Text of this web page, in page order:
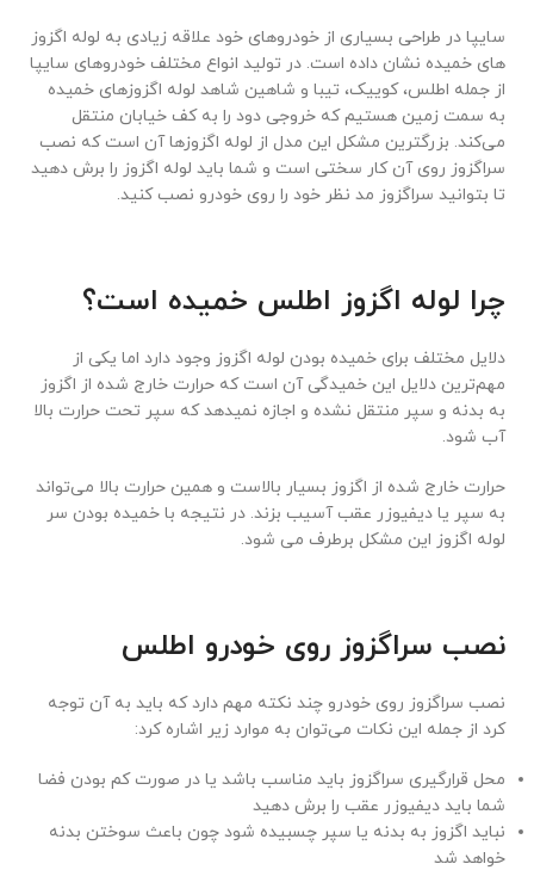
سایپا در طراحی بسیاری از خودروهای خود علاقه زیادی به لوله اگزوز
های خمیده نشان داده است. در تولید انواع مختلف خودروهای سایپا
از جمله اطلس، کوییک، تیبا و شاهین شاهد لوله اگزوزهای خمیده
به سمت زمین هستیم که خروجی دود را به کف خیابان منتقل
می‌کند. بزرگترین مشکل این مدل از لوله اگزوزها آن است که نصب
سراگزوز روی آن کار سختی است و شما باید لوله اگزوز را برش دهید
تا بتوانید سراگزوز مد نظر خود را روی خودرو نصب کنید.
چرا لوله اگزوز اطلس خمیده است؟
دلایل مختلف برای خمیده بودن لوله اگزوز وجود دارد اما یکی از
مهم‌ترین دلایل این خمیدگی آن است که حرارت خارج شده از اگزوز
به بدنه و سپر منتقل نشده و اجازه نمیدهد که سپر تحت حرارت بالا
آب شود.
حرارت خارج شده از اگزوز بسیار بالاست و همین حرارت بالا می‌تواند
به سپر یا دیفیوزر عقب آسیب بزند. در نتیجه با خمیده بودن سر
لوله اگزوز این مشکل برطرف می ‌شود.
نصب سراگزوز روی خودرو اطلس
نصب سراگزوز روی خودرو چند نکته مهم دارد که باید به آن توجه
کرد از جمله این نکات می‌توان به موارد زیر اشاره کرد:
محل قرارگیری سراگزوز باید مناسب باشد یا در صورت کم بودن فضا
شما باید دیفیوزر عقب را برش دهید
نباید اگزوز به بدنه یا سپر چسبیده شود چون باعث سوختن بدنه
خواهد شد